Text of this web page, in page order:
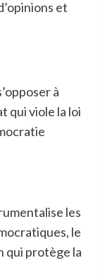
et
à
qui viole la loi
les
le
qui protège la